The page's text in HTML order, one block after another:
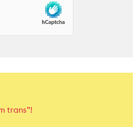
trans”!